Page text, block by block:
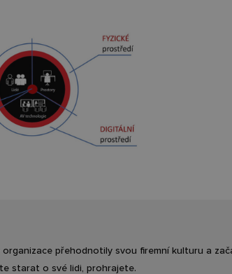
přehodnotily svou firemní kulturu a
starat o své lidi, prohrajete.